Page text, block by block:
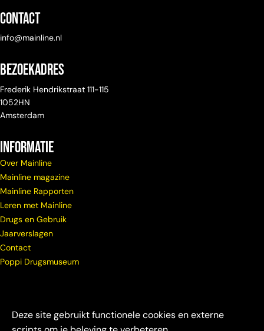
Deze site gebruikt functionele cookies en externe
Contact
info@mainline.nl
Bezoekadres
Frederik Hendrikstraat 111-115
1052HN
Amsterdam
Informatie
Over Mainline
Mainline magazine
Mainline Rapporten
Leren met Mainline
Drugs en Gebruik
Jaarverslagen
Contact
Poppi Drugsmuseum